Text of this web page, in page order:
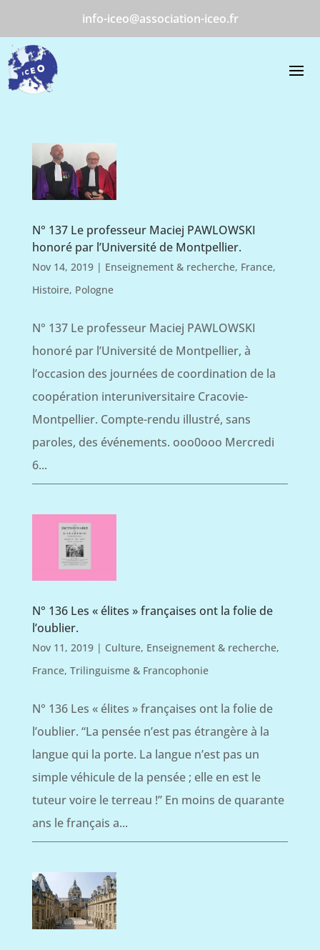
info-iceo@association-iceo.fr
N° 137 Le professeur Maciej PAWLOWSKI
honoré par l’Université de Montpellier.
Nov 14, 2019| Enseignement & recherche, France,
Histoire, Pologne
N° 137 Le professeur Maciej PAWLOWSKI
honoré par l’Université de Montpellier, à
l’occasion des journées de coordination de la
coopération interuniversitaire Cracovie-
Montpellier. Compte-rendu illustré, sans
paroles, des événements. ooo0ooo Mercredi
6...
N° 136 Les « élites » françaises ont la folie de
l’oublier.
Nov 11, 2019| Culture, Enseignement & recherche,
France, Trilinguisme & Francophonie
N° 136 Les « élites » françaises ont la folie de
l’oublier. “La pensée n’est pas étrangère à la
langue qui la porte. La langue n’est pas un
simple véhicule de la pensée ; elle en est le
tuteur voire le terreau !” En moins de quarante
ans le français a...